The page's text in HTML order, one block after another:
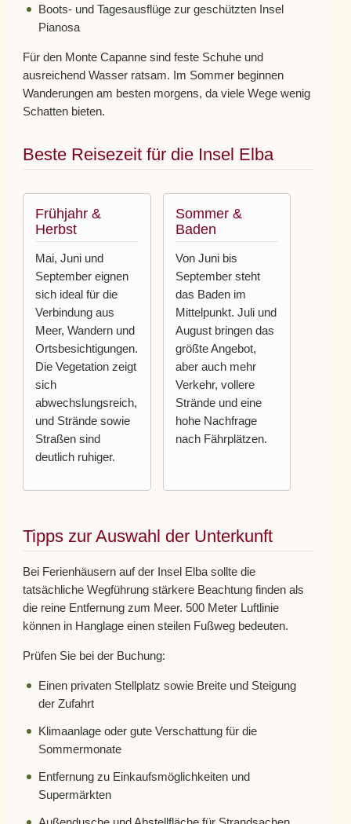
Boots- und Tagesausflüge zur geschützten Insel
Pianosa
Für den Monte Capanne sind feste Schuhe und
ausreichend Wasser ratsam. Im Sommer beginnen
Wanderungen am besten morgens, da viele Wege wenig
Schatten bieten.
Beste Reisezeit für die Insel Elba
Frühjahr &
Herbst
Mai, Juni und
September eignen
sich ideal für die
Verbindung aus
Meer, Wandern und
Ortsbesichtigungen.
Die Vegetation zeigt
sich
abwechslungsreich,
und Strände sowie
Straßen sind
deutlich ruhiger.
Sommer &
Baden
Von Juni bis
September steht
das Baden im
Mittelpunkt. Juli und
August bringen das
größte Angebot,
aber auch mehr
Verkehr, vollere
Strände und eine
hohe Nachfrage
nach Fährplätzen.
Tipps zur Auswahl der Unterkunft
Bei Ferienhäusern auf der Insel Elba sollte die
tatsächliche Wegführung stärkere Beachtung finden als
die reine Entfernung zum Meer. 500 Meter Luftlinie
können in Hanglage einen steilen Fußweg bedeuten.
Prüfen Sie bei der Buchung:
Einen privaten Stellplatz sowie Breite und Steigung
der Zufahrt
Klimaanlage oder gute Verschattung für die
Sommermonate
Entfernung zu Einkaufsmöglichkeiten und
Supermärkten